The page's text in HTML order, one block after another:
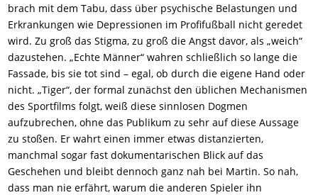
brach mit dem Tabu, dass über psychische Belastungen und
Erkrankungen wie Depressionen im Profifußball nicht geredet
wird. Zu groß das Stigma, zu groß die Angst davor, als „weich“
dazustehen. „Echte Männer“ wahren schließlich so lange die
Fassade, bis sie tot sind – egal, ob durch die eigene Hand oder
nicht. „Tiger“, der formal zunächst den üblichen Mechanismen
des Sportfilms folgt, weiß diese sinnlosen Dogmen
aufzubrechen, ohne das Publikum zu sehr auf diese Aussage
zu stoßen. Er wahrt einen immer etwas distanzierten,
manchmal sogar fast dokumentarischen Blick auf das
Geschehen und bleibt dennoch ganz nah bei Martin. So nah,
dass man nie erfährt, warum die anderen Spieler ihn